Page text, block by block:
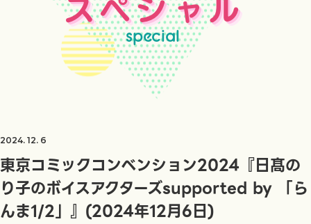
スペシャル
special
2024. 12. 6
東京コミックコンベンション2024『日髙の
り子のボイスアクターズsupported by 「ら
んま1/2」』(2024年12月6日)